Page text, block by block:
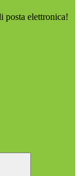
posta elettronica!